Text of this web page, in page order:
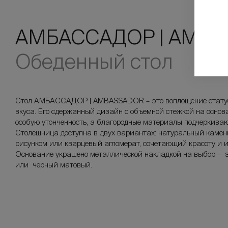
АМБАССАДОР |
Обеденный стол
Стол АМБАССАДОР | AMBASSADOR – это воплощение
вкуса. Его сдержанный дизайн с объемной стежкой на
особую утонченность, а благородные материалы
Столешница доступна в двух вариантах: натуральный
рисунком или кварцевый агломерат, сочетающий красоту и
Основание украшено металлической накладкой на выбор –
или черный матовый.